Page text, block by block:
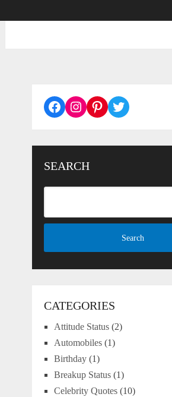
Facebook
Instagram
Pinterest
Twitter
SEARCH
CATEGORIES
Attitude Status(2)
Automobiles(1)
Birthday(1)
Breakup Status(1)
Celebrity Quotes(10)